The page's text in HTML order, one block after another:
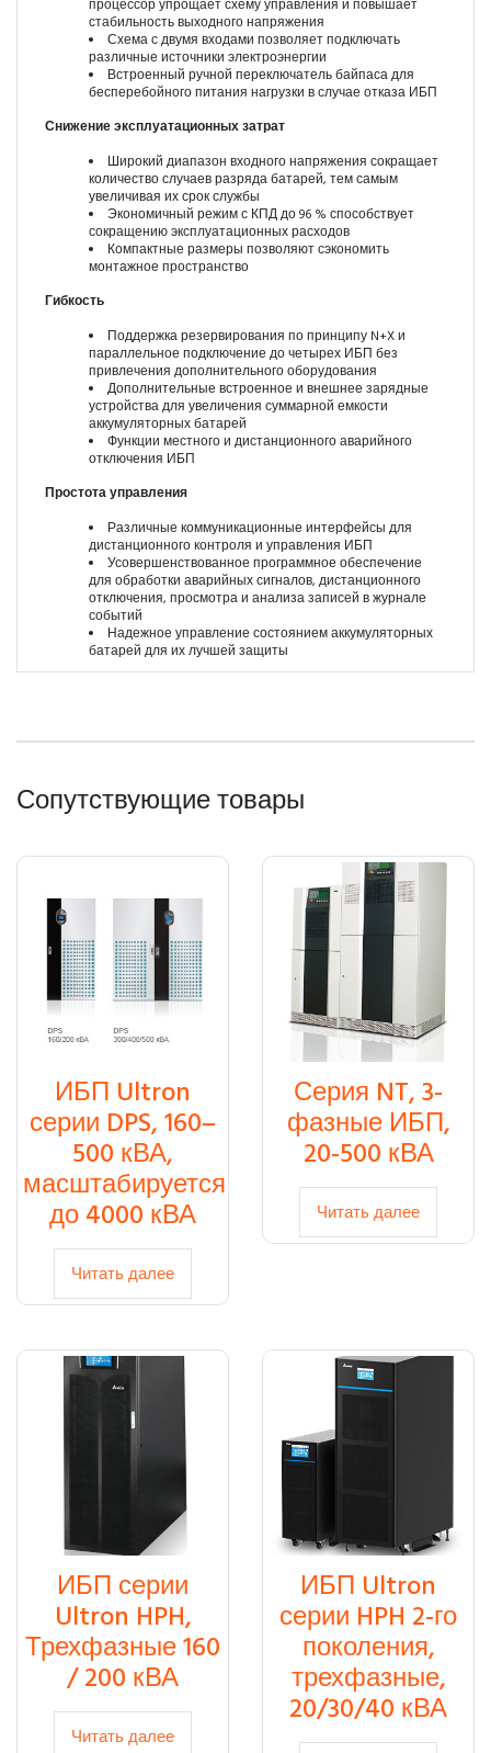
процессор упрощает схему управления и повышает
стабильность выходного напряжения
Схема с двумя входами позволяет подключать
различные источники электроэнергии
Встроенный ручной переключатель байпаса для
бесперебойного питания нагрузки в случае отказа ИБП
Снижение эксплуатационных затрат
Широкий диапазон входного напряжения сокращает
количество случаев разряда батарей, тем самым
увеличивая их срок службы
Экономичный режим с КПД до 96 % способствует
сокращению эксплуатационных расходов
Компактные размеры позволяют сэкономить
монтажное пространство
Гибкость
Поддержка резервирования по принципу N+X и
параллельное подключение до четырех ИБП без
привлечения дополнительного оборудования
Дополнительные встроенное и внешнее зарядные
устройства для увеличения суммарной емкости
аккумуляторных батарей
Функции местного и дистанционного аварийного
отключения ИБП
Простота управления
Различные коммуникационные интерфейсы для
дистанционного контроля и управления ИБП
Усовершенствованное программное обеспечение
для обработки аварийных сигналов, дистанционного
отключения, просмотра и анализа записей в журнале
событий
Надежное управление состоянием аккумуляторных
батарей для их лучшей защиты
Сопутствующие товары
ИБП Ultron
серии DPS, 160–
500 кВА,
масштабируется
до 4000 кВА
Читать далее
Серия NT, 3-
фазные ИБП,
20-500 кВА
Читать далее
ИБП серии
Ultron HPH,
Трехфазные 160
/ 200 кВА
Читать далее
ИБП Ultron
серии HPH 2-го
поколения,
трехфазные,
20/30/40 кВА